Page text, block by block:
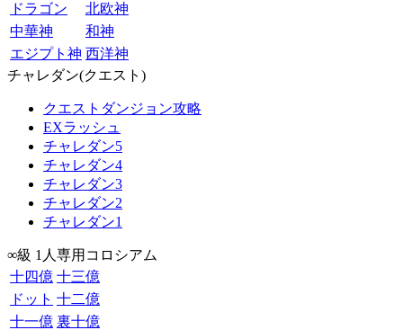
ドラゴン
北欧神
中華神
和神
エジプト神 西洋神
チャレダン(クエスト)
クエストダンジョン攻略
EXラッシュ
チャレダン5
チャレダン4
チャレダン3
チャレダン2
チャレダン1
∞級 1人専用コロシアム
十四億 十三億
ドット 十二億
十一億 裏十億